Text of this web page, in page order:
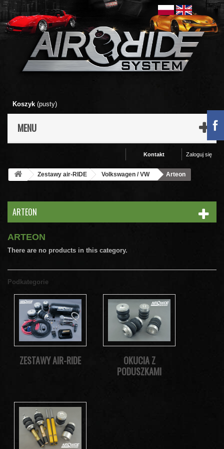
Koszyk (pusty)
MENU
Zaloguj się
Kontakt
Zestawy air-RIDE Volkswagen / VW Arteon
ARTEON
ARTEON
There are no products in this category.
Podkategorie
ZESTAWY AIR-RIDE
OKUCIA Z
PODUSZKAMI